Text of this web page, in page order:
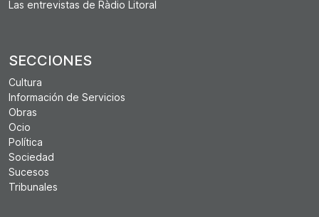
Las entrevistas de Ràdio Litoral
SECCIONES
Cultura
Información de Servicios
Obras
Ocio
Política
Sociedad
Sucesos
Tribunales